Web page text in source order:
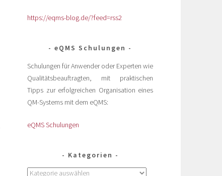
https://eqms-blog.de/?feed=rss2
eQMS Schulungen
Schulungen für Anwender oder Experten wie
Qualitätsbeauftragten, mit praktischen
Tipps zur erfolgreichen Organisation eines
QM-Systems mit dem eQMS:
eQMS Schulungen
Kategorien